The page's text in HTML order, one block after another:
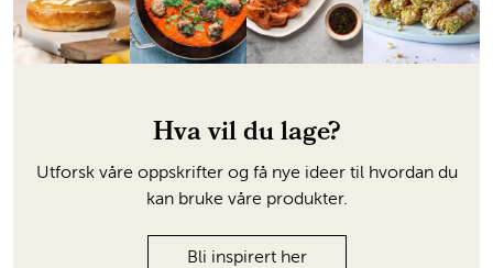
Hva vil du lage?
Utforsk våre oppskrifter og få nye ideer til hvordan du
kan bruke våre produkter.
Bli inspirert her